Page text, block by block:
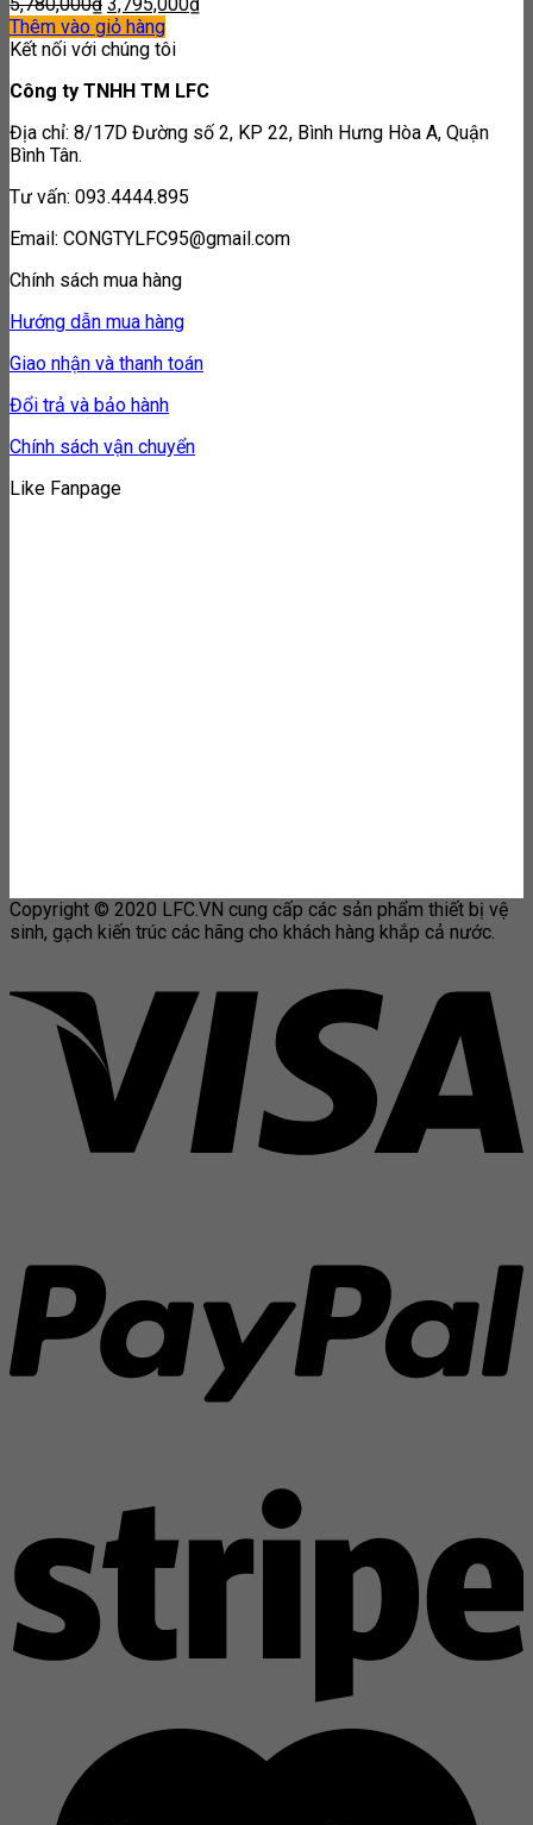
Thêm vào giỏ hàng
Kết nối với chúng tôi
Công ty TNHH TM LFC
Địa chỉ: 8/17D Đường số 2, KP 22, Bình Hưng Hòa A, Quận
Bình Tân.
Tư vấn: 093.4444.895
Email: CONGTYLFC95@gmail.com
Chính sách mua hàng
Hướng dẫn mua hàng
Giao nhận và thanh toán
Đổi trả và bảo hành
Chính sách vận chuyển
Like Fanpage
Copyright © 2020 LFC.VN cung cấp các sản phẩm thiết bị vệ
sinh, gạch kiến trúc các hãng cho khách hàng khắp cả nước.